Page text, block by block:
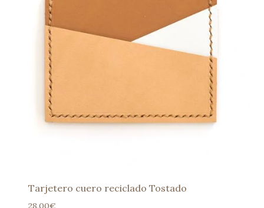
Tarjetero cuero reciclado Tostado
28,00€